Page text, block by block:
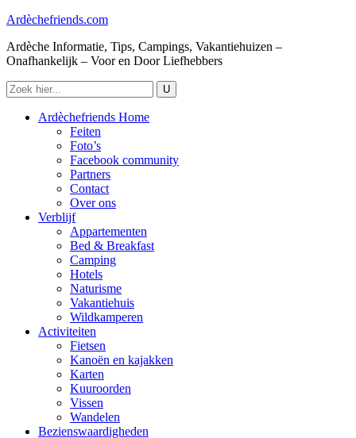
Ardèchefriends.com
Ardèche Informatie, Tips, Campings, Vakantiehuizen –
Onafhankelijk – Voor en Door Liefhebbers
Ardèchefriends Home
Feiten
Foto’s
Facebook community
Partners
Contact
Over ons
Verblijf
Appartementen
Bed & Breakfast
Camping
Hotels
Naturisme
Vakantiehuis
Wildkamperen
Activiteiten
Fietsen
Kanoën en kajakken
Karten
Kuuroorden
Vissen
Wandelen
Bezienswaardigheden